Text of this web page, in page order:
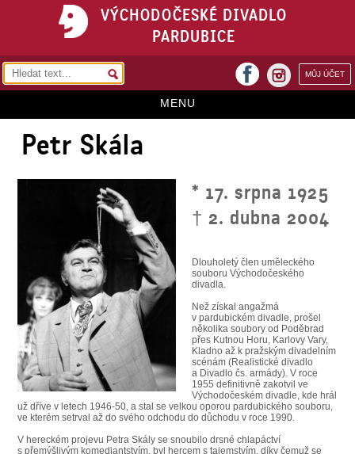
VÝCHODOČESKÉ DIVADLO
PARDUBICE
MŮJ ÚČET
facebook
MENU
REPERTOÁR
VSTUPENKY
PŘEDPLATNÉ
KONTAKTY
O DIVADLE
SOUBOR
DÁLE NABÍZÍME
Petr Skála
* 17. srpna 1925
† 2. dubna 2004
Dlouholetý člen uměleckého
souboru Východočeského
divadla.
Než získal angažmá
v pardubickém divadle, prošel
několika soubory od Poděbrad
přes Kutnou Horu, Karlovy Vary,
Kladno až k pražským divadelním
scénám (Realistické divadlo
a Divadlo čs. armády). V roce
1955 definitivně zakotvil ve
Východočeském divadle, kde hrál
už dříve v letech 1946-50, a stal se velkou oporou pardubického souboru,
ve kterém setrval až do svého odchodu do důchodu v roce 1990.
V hereckém projevu Petra Skály se snoubilo drsné chlapáctví
s přemýšlivým komediantstvím, byl hercem s tajemstvím, díky čemuž se